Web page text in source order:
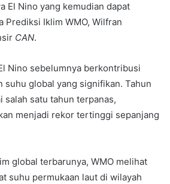
El Nino yang kemudian dapat
Prediksi Iklim WMO, Wilfran
CAN.
Nino sebelumnya berkontribusi
suhu global yang signifikan. Tahun
salah satu tahun terpanas,
menjadi rekor tertinggi sepanjang
global terbarunya, WMO melihat
suhu permukaan laut di wilayah